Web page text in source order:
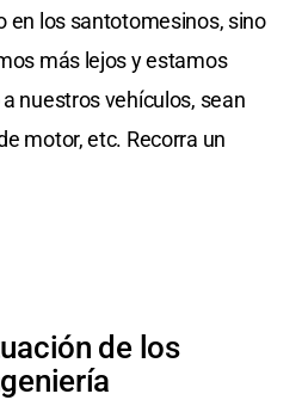
en los santotomesinos, sino
más lejos y estamos
nuestros vehículos, sean
motor, etc. Recorra un
de los